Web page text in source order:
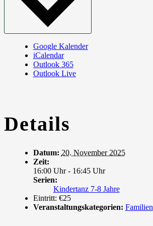
Google Kalender
iCalendar
Outlook 365
Outlook Live
Details
Datum: 20. November 2025
Zeit:
16:00 Uhr - 16:45 Uhr
Serien:
Kindertanz 7-8 Jahre
Eintritt: €25
Veranstaltungskategorien: Familien